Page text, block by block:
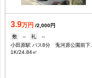
3.9万円 /2,000円
敷
-- 礼
--
小田原駅 バス8分 兎
1K/24.84㎡